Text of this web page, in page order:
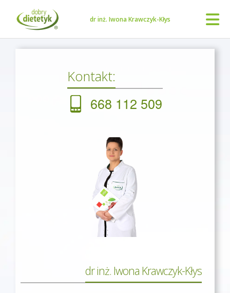
dr inż. Iwona Krawczyk-Kłys
Kontakt:
668 112 509
dr inż. Iwona Krawczyk-Kłys